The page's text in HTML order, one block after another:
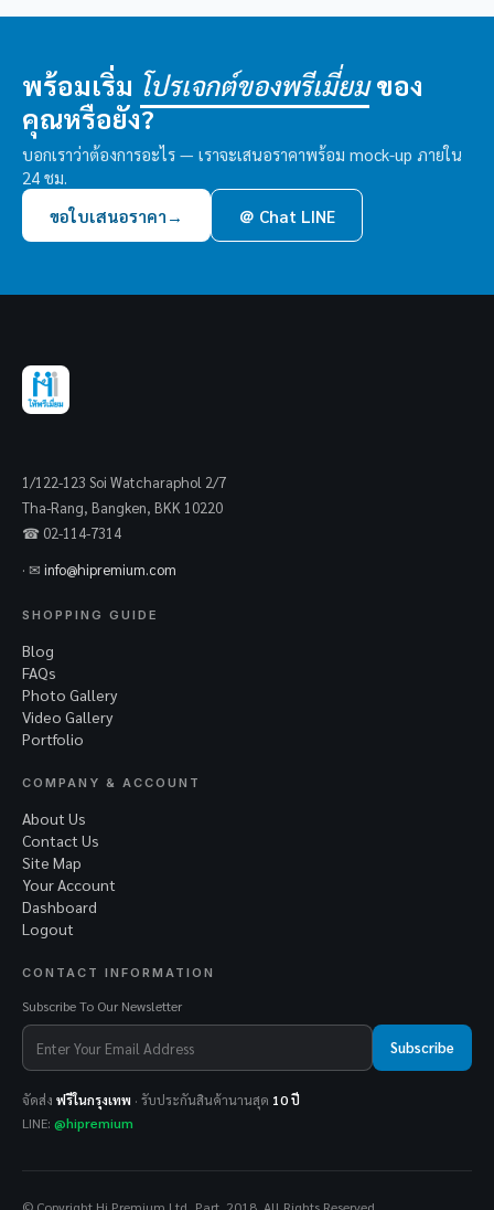
พร้อมเริ่ม โปรเจกต์ของพรีเมี่ยมของ
คุณหรือยัง?
บอกเราว่าต้องการอะไร — เราจะเสนอราคาพร้อม mock-up ภายใน
24 ชม.
ขอใบเสนอราคา → ＠ Chat LINE
1/122-123 Soi Watcharaphol 2/7
Tha-Rang, Bangken, BKK 10220
☎ 02-114-7314
· ✉ info@hipremium.com
SHOPPING GUIDE
Blog
FAQs
Photo Gallery
Video Gallery
Portfolio
COMPANY & ACCOUNT
About Us
Contact Us
Site Map
Your Account
Dashboard
Logout
CONTACT INFORMATION
Subscribe To Our Newsletter
Subscribe
จัดส่ง ฟรีในกรุงเทพ · รับประกันสินค้านานสุด 10 ปี
LINE: @hipremium